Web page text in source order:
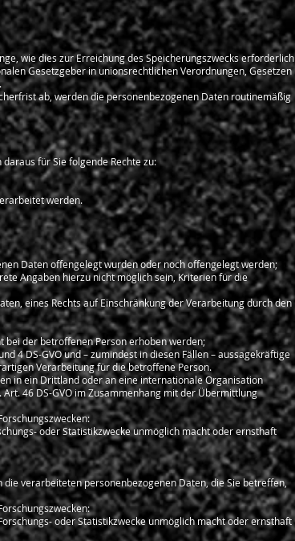
wie dies zur Erreichung des Speicherungszwecks erforderlich
Gesetzgeber in unionsrechtlichen Verordnungen, Gesetzen
ab, werden die personenbezogenen Daten routinemäßig
für Sie folgende Rechte zu:
werden.
Daten offengelegt wurden oder noch offengelegt werden;
Angaben hierzu nicht möglich sein, Kriterien für die
eines Rechts auf Einschränkung der Verarbeitung durch den
der betroffenen Person erhoben werden;
4 DS-GVO und – zumindest in diesen Fällen – aussagekräftige
Verarbeitung für die betroffene Person.
in ein Drittland oder an eine internationale Organisation
46 DS-GVO im Zusammenhang mit der Übermittlung
oder Statistikzwecke unmöglich macht oder ernsthaft
verarbeiteten personenbezogenen Daten, die Sie betreffen,
oder Statistikzwecke unmöglich macht oder ernsthaft